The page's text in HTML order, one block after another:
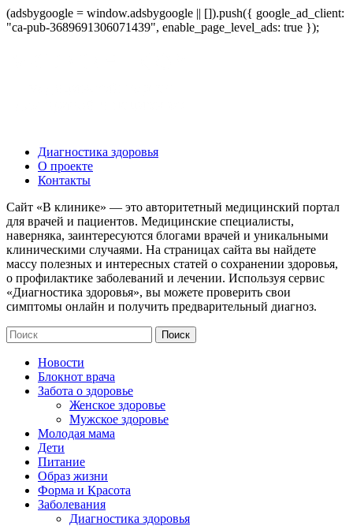
(adsbygoogle = window.adsbygoogle || []).push({ google_ad_client:
"ca-pub-3689691306071439", enable_page_level_ads: true });
Диагностика здоровья
О проекте
Контакты
Сайт «В клинике» — это авторитетный медицинский портал
для врачей и пациентов. Медицинские специалисты,
наверняка, заинтересуются блогами врачей и уникальными
клиническими случаями. На страницах сайта вы найдете
массу полезных и интересных статей о сохранении здоровья,
о профилактике заболеваний и лечении. Используя сервис
«Диагностика здоровья», вы можете проверить свои
симптомы онлайн и получить предварительный диагноз.
Новости
Блокнот врача
Забота о здоровье
Женское здоровье
Мужское здоровье
Молодая мама
Дети
Питание
Образ жизни
Форма и Красота
Заболевания
Диагностика здоровья